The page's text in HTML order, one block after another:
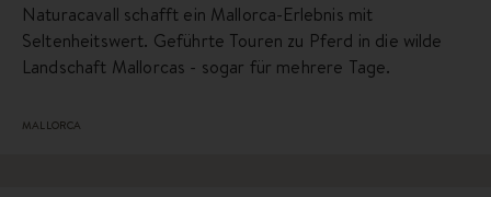
Naturacavall schafft ein Mallorca-Erlebnis mit
Seltenheitswert. Geführte Touren zu Pferd in die wilde
Landschaft Mallorcas - sogar für mehrere Tage.
MALLORCA